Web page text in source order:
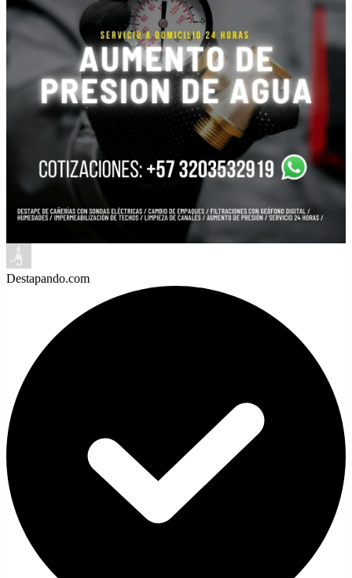
Destapando.com